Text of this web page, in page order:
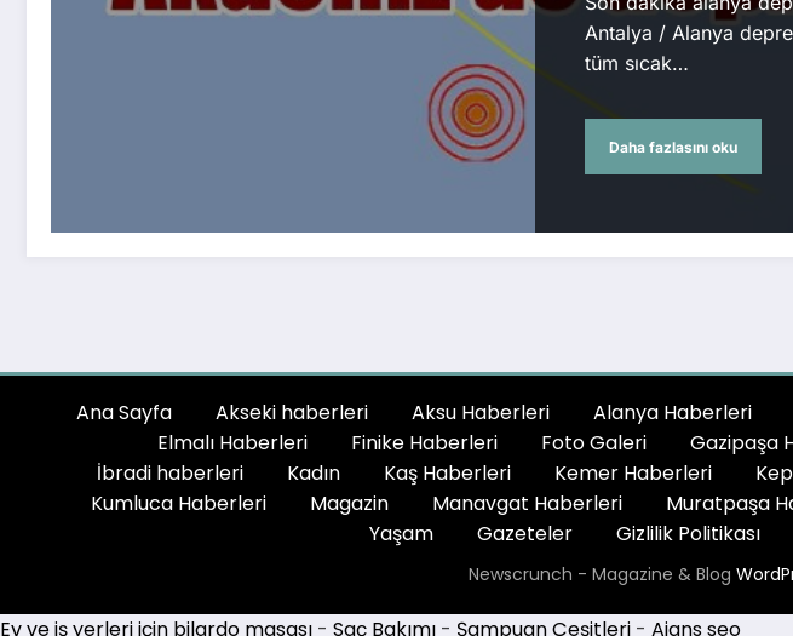
Antalya / Alanya
tüm sıcak…
Daha fazlasını oku
Ana Sayfa Akseki haberleri Aksu Haberleri Alanya Haberleri
Elmalı Haberleri
Finike Haberleri Foto Galeri Gazipaşa
İbradi haberleri
Kadın Kaş Haberleri Kemer Haberleri
Kumluca Haberleri
Magazin Manavgat Haberleri Muratpaşa
Yaşam
Gazeteler Gizlilik Politikası
Newscrunch - Magazine & Blog
Ev ve iş yerleri için bilardo masası - Saç Bakımı - Şampuan Çeşitleri - Ajans seo